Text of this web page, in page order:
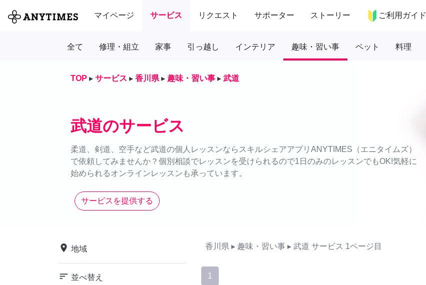
マイページ サービス リクエスト サポーター ストーリー ご利用ガイド
全て 修理・組立 家事 引っ越し インテリア 趣味・習い事 ペット 料理
TOP ▸ サービス ▸ 香川県 ▸ 趣味・習い事 ▸ 武道
武道のサービス
柔道、剣道、空手など武道の個人レッスンならスキルシェアアプリANYTIMES（エニタイムズ）
で依頼してみませんか？個別相談でレッスンを受けられるので1日のみのレッスンでもOK!気軽に
始められるオンラインレッスンも承っています。
サービスを提供する
place 地域
sort 並べ替え
香川県 ▸ 趣味・習い事 ▸ 武道 サービス 1ページ目
1